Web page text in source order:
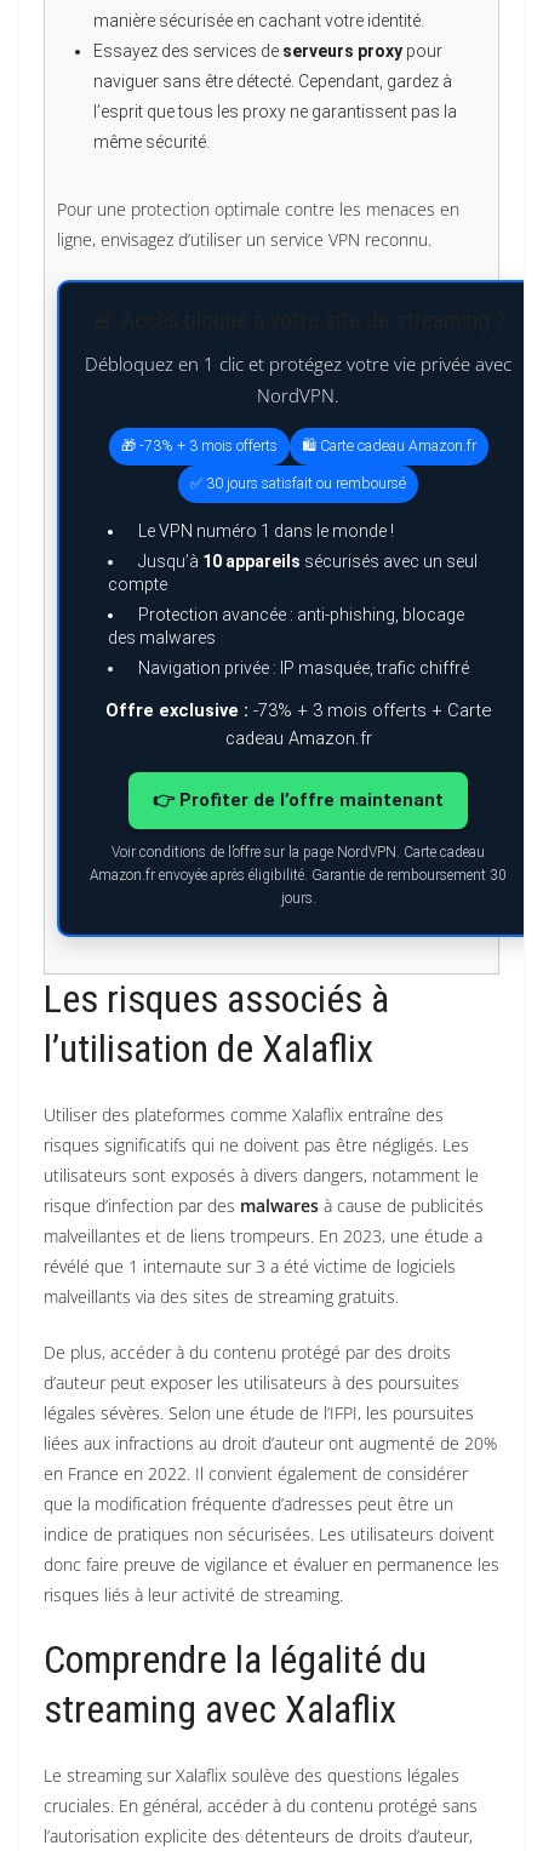
manière sécurisée en cachant votre identité.
Essayez des services de serveurs proxy pour
naviguer sans être détecté. Cependant, gardez à
l’esprit que tous les proxy ne garantissent pas la
même sécurité.
Pour une protection optimale contre les menaces en
ligne, envisagez d’utiliser un service VPN reconnu.
Débloquez en 1 clic et protégez votre vie privée avec
NordVPN.
🎁 -73% + 3 mois offerts 🛍️ Carte cadeau Amazon.fr
✅ 30 jours satisfait ou remboursé
Le VPN numéro 1 dans le monde !
Jusqu’à 10 appareils sécurisés avec un seul
compte
Protection avancée : anti-phishing, blocage
des malwares
Navigation privée : IP masquée, trafic chiffré
Offre exclusive : -73% + 3 mois offerts + Carte
cadeau Amazon.fr
👉 Profiter de l’offre maintenant
Voir conditions de l’offre sur la page NordVPN. Carte cadeau
Amazon.fr envoyée après éligibilité. Garantie de remboursement 30
jours.
Les risques associés à
l’utilisation de Xalaflix
Utiliser des plateformes comme Xalaflix entraîne des
risques significatifs qui ne doivent pas être négligés. Les
utilisateurs sont exposés à divers dangers, notamment le
risque d’infection par des malwares à cause de publicités
malveillantes et de liens trompeurs. En 2023, une étude a
révélé que 1 internaute sur 3 a été victime de logiciels
malveillants via des sites de streaming gratuits.
De plus, accéder à du contenu protégé par des droits
d’auteur peut exposer les utilisateurs à des poursuites
légales sévères. Selon une étude de l’IFPI, les poursuites
liées aux infractions au droit d’auteur ont augmenté de 20%
en France en 2022. Il convient également de considérer
que la modification fréquente d’adresses peut être un
indice de pratiques non sécurisées. Les utilisateurs doivent
donc faire preuve de vigilance et évaluer en permanence les
risques liés à leur activité de streaming.
Comprendre la légalité du
streaming avec Xalaflix
Le streaming sur Xalaflix soulève des questions légales
cruciales. En général, accéder à du contenu protégé sans
l’autorisation explicite des détenteurs de droits d’auteur,